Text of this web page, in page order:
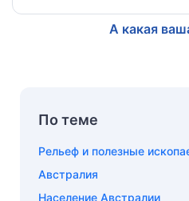
А какая
По теме
Рельеф и полезные
Австралия
Население Австралии